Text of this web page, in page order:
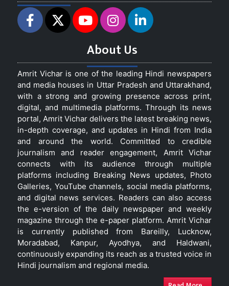
About Us
Amrit Vichar is one of the leading Hindi newspapers
and media houses in Uttar Pradesh and Uttarakhand,
with a strong and growing presence across print,
digital, and multimedia platforms. Through its news
portal, Amrit Vichar delivers the latest breaking news,
in-depth coverage, and updates in Hindi from India
and around the world. Committed to credible
journalism and reader engagement, Amrit Vichar
connects with its audience through multiple
platforms including Breaking News updates, Photo
Galleries, YouTube channels, social media platforms,
and digital news services. Readers can also access
the e-version of the daily newspaper and weekly
magazine through the e-paper platform. Amrit Vichar
is currently published from Bareilly, Lucknow,
Moradabad, Kanpur, Ayodhya, and Haldwani,
continuously expanding its reach as a trusted voice in
Hindi journalism and regional media.